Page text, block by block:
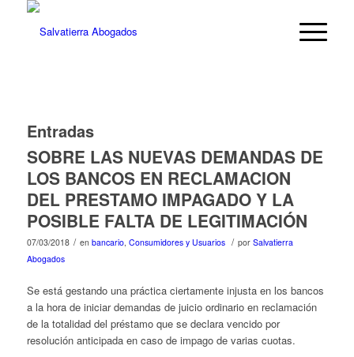
Entradas
SOBRE LAS NUEVAS DEMANDAS DE
LOS BANCOS EN RECLAMACION
DEL PRESTAMO IMPAGADO Y LA
POSIBLE FALTA DE LEGITIMACIÓN
07/03/2018 / en bancario, Consumidores y Usuarios / por Salvatierra
Abogados
Se está gestando una práctica ciertamente injusta en los bancos
a la hora de iniciar demandas de juicio ordinario en reclamación
de la totalidad del préstamo que se declara vencido por
resolución anticipada en caso de impago de varias cuotas.